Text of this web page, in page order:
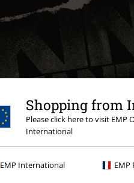
Shopping from
Please click here to visit
International
EMP International EMP